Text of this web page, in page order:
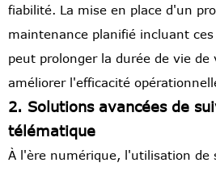
fiabilité. La mise en place d'un
maintenance planifié incluant
peut prolonger la durée de vie
améliorer l'efficacité
2. Solutions avancées de
télématique
À l'ère numérique, l'utilisation de